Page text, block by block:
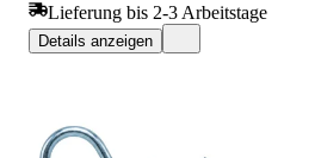
Lieferung bis 2-3 Arbeitstage
Details anzeigen